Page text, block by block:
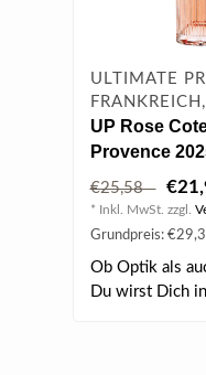
ULTIMATE
UP Rose
Provence
€25,58
* Inkl. MwSt. zzgl.
Grundpreis:
Ob Optik als
Du wirst Dich